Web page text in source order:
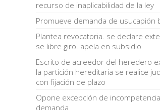
recurso de inaplicabilidad de la ley
Promueve demanda de usucapión
Plantea revocatoria. se declare
se libre giro. apela en subsidio
Escrito de acreedor del heredero
la partición hereditaria se realice
con fijación de plazo
Opone excepción de
demanda